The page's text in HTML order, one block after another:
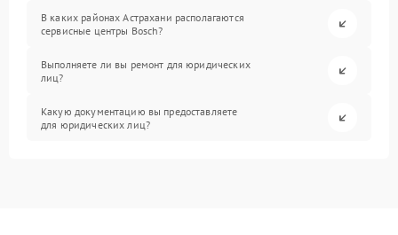
В каких районах Астрахани располагаются
сервисные центры Bosch?
Выполняете ли вы ремонт для юридических
лиц?
Какую документацию вы предоставляете
для юридических лиц?